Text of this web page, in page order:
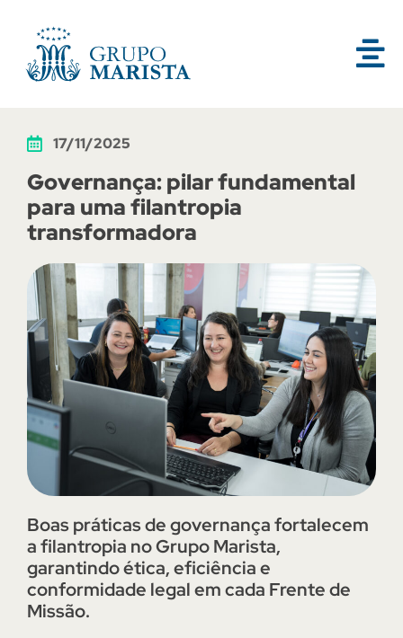
17/11/2025
Governança: pilar fundamental
para uma filantropia
transformadora
Boas práticas de governança fortalecem
a filantropia no Grupo Marista,
garantindo ética, eficiência e
conformidade legal em cada Frente de
Missão.